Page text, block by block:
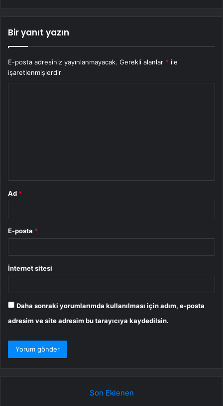
Bir yanıt yazın
E-posta adresiniz yayınlanmayacak. Gerekli alanlar * ile
işaretlenmişlerdir
Ad *
E-posta *
İnternet sitesi
Daha sonraki yorumlarımda kullanılması için adım, e-posta
adresim ve site adresim bu tarayıcıya kaydedilsin.
Son Eklenen